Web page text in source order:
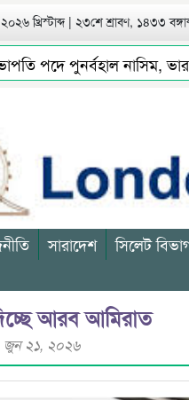
খ্রিস্টাব্দ | ২৩শে শ্রাবণ, ১৪৩৩
পদে পুনর্বহাল নাসিম,
টিটিসির প্রতারক ড্রাইভার
সারাদেশ সিলেট
আরব আমিরাত
জুন ২১, ২০২৬